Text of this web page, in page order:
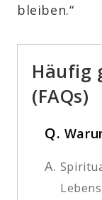
bleiben.“
Häufig
(FAQs)
Q.
A.